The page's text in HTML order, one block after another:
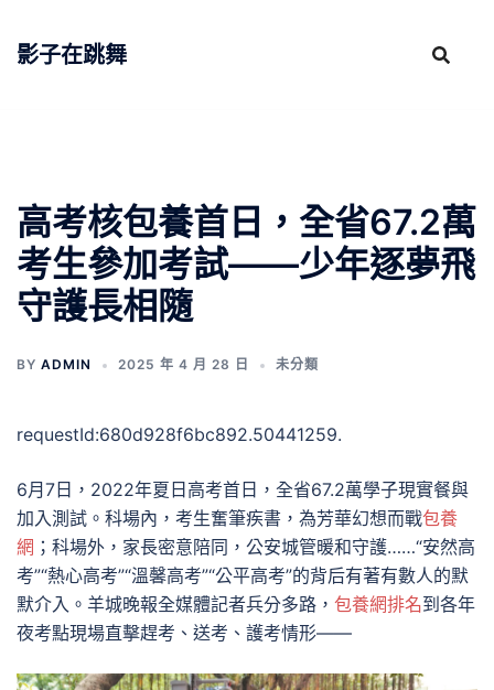
影子在跳舞
高考核包養首日，全省67.2萬
考生參加考試——少年逐夢飛
守護長相隨
BY ADMIN 2025 年 4 月 28 日 未分類
requestId:680d928f6bc892.50441259.
6月7日，2022年夏日高考首日，全省67.2萬學子現實餐與
加入測試。科場內，考生奮筆疾書，為芳華幻想而戰包養
網 ；科場外，家長密意陪同，公安城管暖和守護……“安然高
考”“熱心高考”“溫馨高考”“公平高考”的背后有著有數人的默
默介入。羊城晚報全媒體記者兵分多路， 包養網排名到各年
夜考點現場直擊趕考、送考、護考情形——